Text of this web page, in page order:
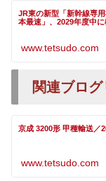
JR東の新型「新幹線専
本最速」、2029年度中
www.tetsudo.com
関連ブロ
京成 3200形 甲種輸送／
www.tetsudo.com